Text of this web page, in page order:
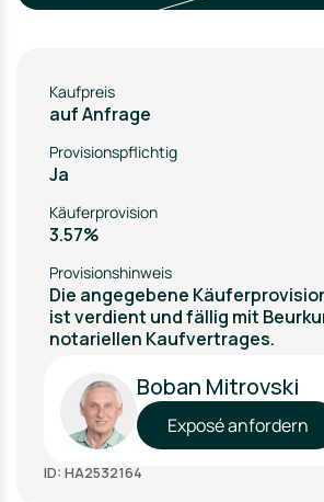
Kaufpreis
auf Anfrage
Provisionspflichtig
Ja
Käuferprovision
3.57%
Provisionshinweis
Die angegebene
ist verdient und fällig mit
notariellen Kaufvertrages.
Boban Mitrovski
Exposé anfordern
ID: HA2532164